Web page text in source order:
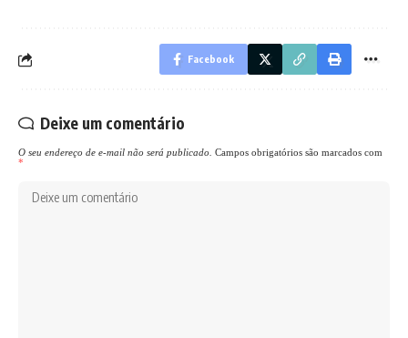
Facebook
Deixe um comentário
O seu endereço de e-mail não será publicado.
Campos obrigatórios são marcados com
*